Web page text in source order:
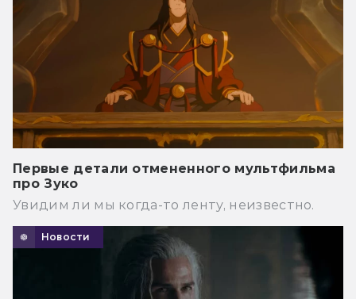
Первые детали отмененного мультфильма
про Зуко
Увидим ли мы когда-то ленту, неизвестно.
Новости